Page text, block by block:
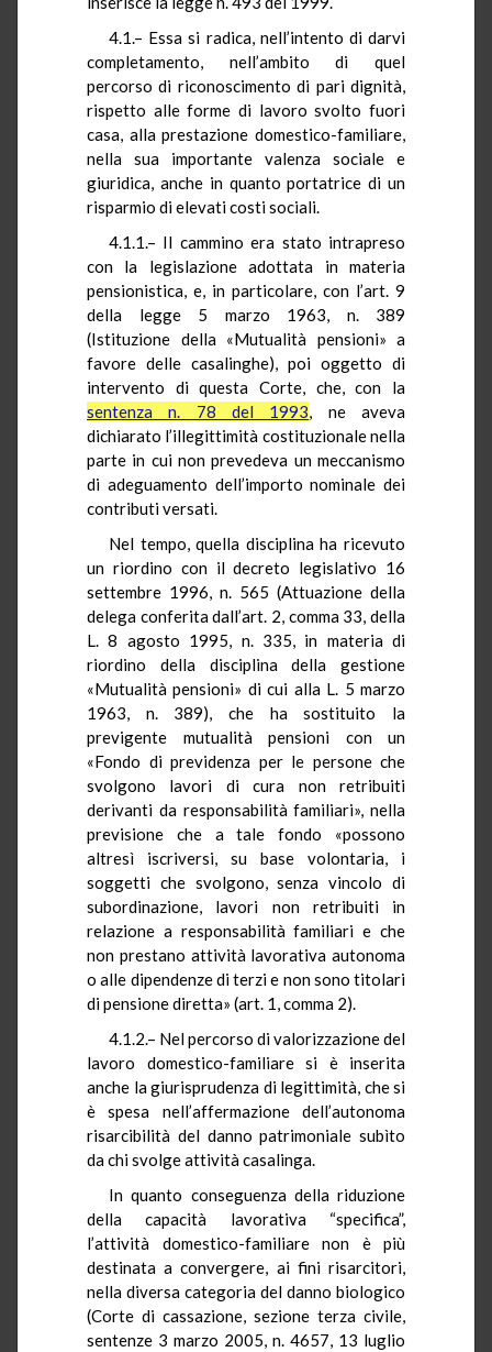
4.1.– Essa si radica, nell’intento di darvi
completamento, nell’ambito di quel
percorso di riconoscimento di pari dignità,
rispetto alle forme di lavoro svolto fuori
casa, alla prestazione domestico-familiare,
nella sua importante valenza sociale e
giuridica, anche in quanto portatrice di un
risparmio di elevati costi sociali.
4.1.1.– Il cammino era stato intrapreso
con la legislazione adottata in materia
pensionistica, e, in particolare, con l’art. 9
della legge 5 marzo 1963, n. 389
(Istituzione della «Mutualità pensioni» a
favore delle casalinghe), poi oggetto di
intervento di questa Corte, che, con la
sentenza n. 78 del 1993, ne aveva
dichiarato l’illegittimità costituzionale nella
parte in cui non prevedeva un meccanismo
di adeguamento dell’importo nominale dei
contributi versati.
Nel tempo, quella disciplina ha ricevuto
un riordino con il decreto legislativo 16
settembre 1996, n. 565 (Attuazione della
delega conferita dall’art. 2, comma 33, della
L. 8 agosto 1995, n. 335, in materia di
riordino della disciplina della gestione
«Mutualità pensioni» di cui alla L. 5 marzo
1963, n. 389), che ha sostituito la
previgente mutualità pensioni con un
«Fondo di previdenza per le persone che
svolgono lavori di cura non retribuiti
derivanti da responsabilità familiari», nella
previsione che a tale fondo «possono
altresì iscriversi, su base volontaria, i
soggetti che svolgono, senza vincolo di
subordinazione, lavori non retribuiti in
relazione a responsabilità familiari e che
non prestano attività lavorativa autonoma
o alle dipendenze di terzi e non sono titolari
di pensione diretta» (art. 1, comma 2).
4.1.2.– Nel percorso di valorizzazione del
lavoro domestico-familiare si è inserita
anche la giurisprudenza di legittimità, che si
è spesa nell’affermazione dell’autonoma
risarcibilità del danno patrimoniale subìto
da chi svolge attività casalinga.
In quanto conseguenza della riduzione
della capacità lavorativa “specifica”,
l’attività domestico-familiare non è più
destinata a convergere, ai fini risarcitori,
nella diversa categoria del danno biologico
(Corte di cassazione, sezione terza civile,
sentenze 3 marzo 2005, n. 4657, 13 luglio